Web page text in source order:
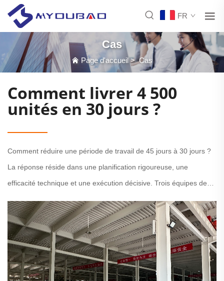
FR
Cas
Page d'accueil>Cas
Comment livrer 4 500
unités en 30 jours ?
Comment réduire une période de travail de 45 jours à 30 jours ?
La réponse réside dans une planification rigoureuse, une
efficacité technique et une exécution décisive. Trois équipes de
continu, garantissant qualité et cohérence à...